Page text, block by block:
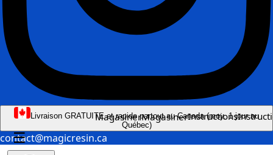
Livraison GRATUITE et rapide partout au Canada (moy. 1 jour au
Québec)
contact@magicresin.ca
☰
MagasinerMagasinerInstructions